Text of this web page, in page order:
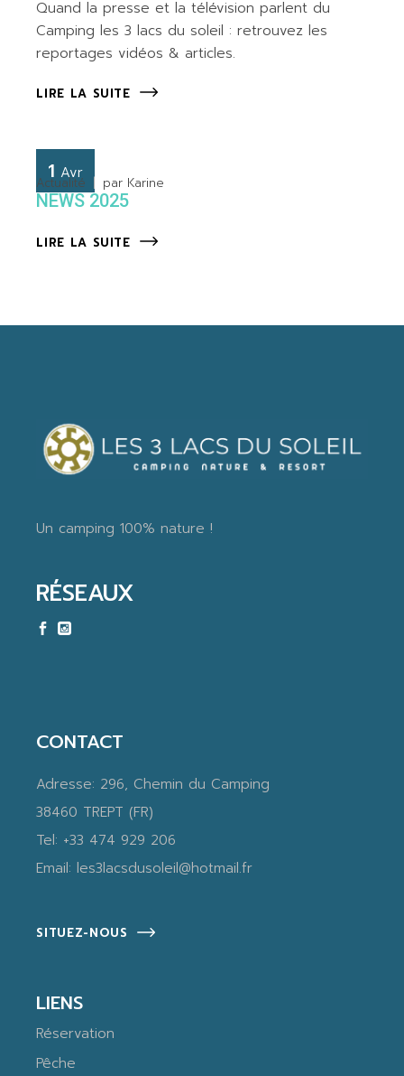
Quand la presse et la télévision parlent du
Camping les 3 lacs du soleil : retrouvez les
reportages vidéos & articles.
LIRE LA SUITE
1 Avr
Actualité par Karine
NEWS 2025
LIRE LA SUITE
Un camping 100% nature !
RÉSEAUX
CONTACT
Adresse: 296, Chemin du Camping
38460 TREPT (FR)
Tel: +33 474 929 206
Email:les3lacsdusoleil@hotmail.fr
SITUEZ-NOUS
LIENS
Réservation
Pêche